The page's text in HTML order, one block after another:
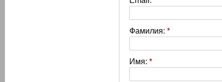
Фамилия: *
Имя: *